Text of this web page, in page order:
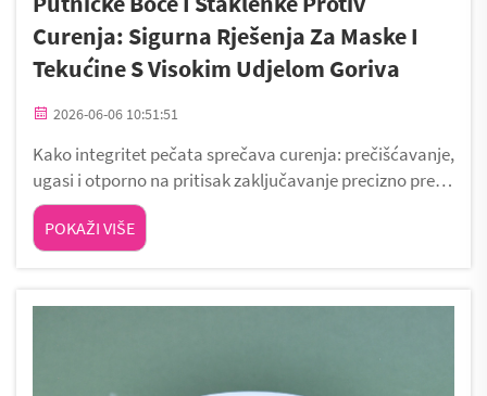
Curenja: Sigurna Rješenja Za Maske I
Tekućine S Visokim Udjelom Goriva
2026-06-06 10:51:51
Kako integritet pečata sprečava curenja: prečišćavanje,
ugasi i otporno na pritisak zaključavanje precizno preči
šćavanje i zatvaranje koje reagira na obrtni moment za
konzistentnu snagu pečata Za putne boce otporne na c
urenje, precizno prečišćavanje stvara jedinstveno suč
POKAŽI VIŠE